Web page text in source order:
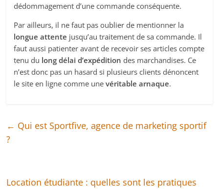
dédommagement d’une commande conséquente.
Par ailleurs, il ne faut pas oublier de mentionner la
longue attente jusqu’au traitement de sa commande. Il
faut aussi patienter avant de recevoir ses articles compte
tenu du long délai d’expédition des marchandises. Ce
n’est donc pas un hasard si plusieurs clients dénoncent
le site en ligne comme unevéritable arnaque.
← Qui est Sportfive, agence de marketing sportif
?
Location étudiante : quelles sont les pratiques